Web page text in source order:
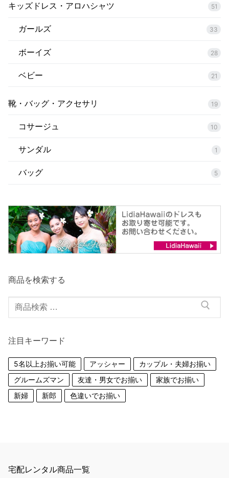
キッズドレス・アロハシャツ 51
ガールズ 33
ボーイズ 28
ベビー 21
靴・バッグ・アクセサリ 19
コサージュ 10
サンダル 1
バッグ 5
商品を検索する
検
索
象:
注目キーワード
5名以上お揃い可能 アッシャー
カップル・夫婦お揃い
グルームズマン
友達・男女でお揃い
家族でお揃い
新婦
新郎 色違いでお揃い
宅配レンタル商品一覧